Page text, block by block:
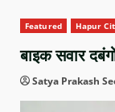
Featured Hapur
बाइक सवार
Satya Prakash